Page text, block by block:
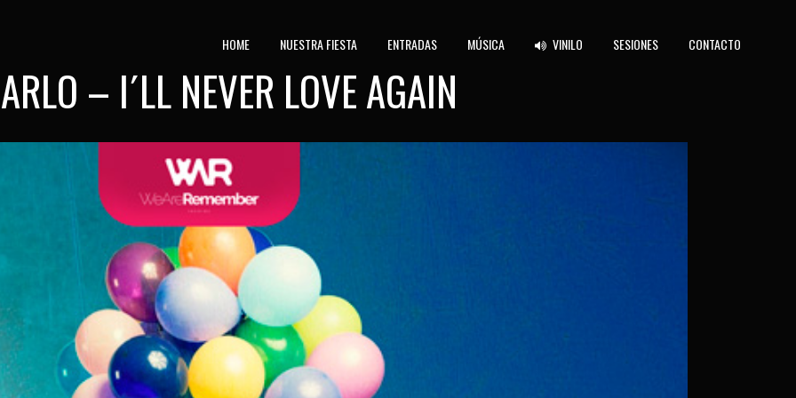
HOME NUESTRA FIESTA ENTRADAS MÚSICA VINILO SESIONES CONTACTO
– I´LL NEVER LOVE AGAIN